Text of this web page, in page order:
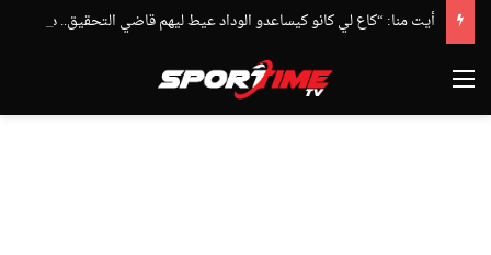
أيت منا: “كاع لي كانو كيساعدو الوداد عيط ليهم قاضي التحقيق.. دابا حتى شي واحد ما بقا باغي يعاون”
القائمة